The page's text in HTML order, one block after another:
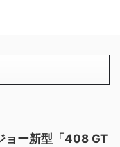
ョー新型「408 GT